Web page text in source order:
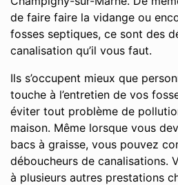
de faire faire la vidange ou
fosses septiques, ce sont des
canalisation qu’il vous faut.
Ils s’occupent mieux que
touche à l’entretien de vos
éviter tout problème de
maison. Même lorsque vous
bacs à graisse, vous pouvez
déboucheurs de canalisations.
à plusieurs autres prestations